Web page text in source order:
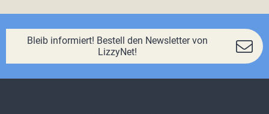
Bleib informiert! Bestell den Newsletter von
LizzyNet!